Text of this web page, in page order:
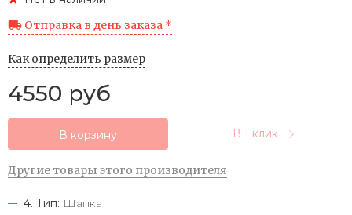
Отправка в день заказа *
Как определить размер
4550 руб
В корзину В 1 клик
Другие товары этого производителя
4. Тип: Шапка